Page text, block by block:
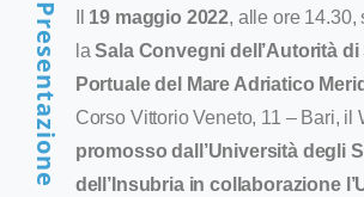
Presentazione 19 maggio 2022, alle ore 14.30,
laSala Convegni dell’Autorità di
Portuale del Mare Adriatico
Corso Vittorio Veneto, 11 – Bari, il
promosso dall’Università degli
dell’Insubria in collaborazione